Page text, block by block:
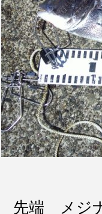
先端 メジ